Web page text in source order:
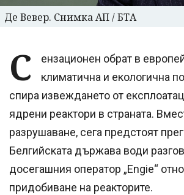
Де Вевер. Снимка АП / БТА
С
ензационен обрат в
климатична и екологична
спира извеждането от
ядрени реактори в страната.
разрушаване, сега предстоят
Белгийската държава води
досегашния оператор „Engie“
придобиване на реакторите.